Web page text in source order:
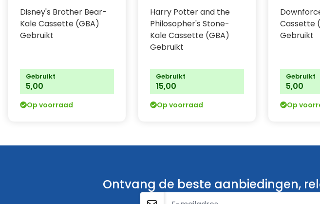
Disney's Brother Bear-
Kale Cassette (GBA)
Gebruikt
Gebruikt
5,00
Op voorraad
Harry Potter and the
Philosopher's Stone-
Kale Cassette (GBA)
Gebruikt
Gebruikt
15,00
Op voorraad
Cassette
Gebruikt
Gebruikt
5,00
Op
Ontvang de beste aanbiedingen,
E-mailadres